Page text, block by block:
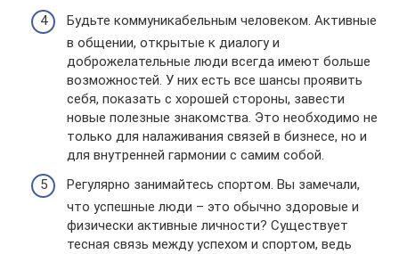
Будьте коммуникабельным человеком. Активные
в общении, открытые к диалогу и
доброжелательные люди всегда имеют больше
возможностей. У них есть все шансы проявить
себя, показать с хорошей стороны, завести
новые полезные знакомства. Это необходимо не
только для налаживания связей в бизнесе, но и
для внутренней гармонии с самим собой.
Регулярно занимайтесь спортом. Вы замечали,
что успешные люди – это обычно здоровые и
физически активные личности? Существует
тесная связь между успехом и спортом, ведь